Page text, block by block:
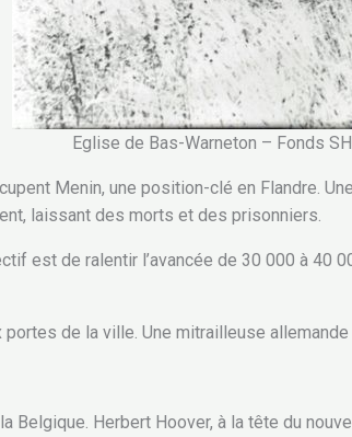
Eglise de Bas-Warneton – Fonds
Menin, une position-clé en Flandre.
laissant des morts et des prisonniers.
est de ralentir l’avancée de 30 000 à 40
de la ville. Une mitrailleuse
Belgique. Herbert Hoover, à la tête du